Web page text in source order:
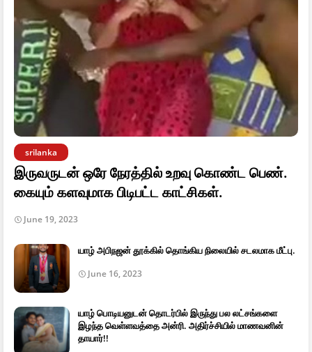
srilanka
இருவருடன் ஒரே நேரத்தில் உறவு கொண்ட பெண்.
கையும் களவுமாக பிடிபட்ட காட்சிகள்.
June 19, 2023
யாழ் அபிநஜன் தூக்கில் தொங்கிய நிலையில் சடலமாக மீட்பு.
June 16, 2023
யாழ் பொடியனுடன் தொடர்பில் இருந்து பல லட்சங்களை
இழந்த வெள்ளவத்தை அன்ரி. அதிர்ச்சியில் மாணவனின்
தாயார்!!